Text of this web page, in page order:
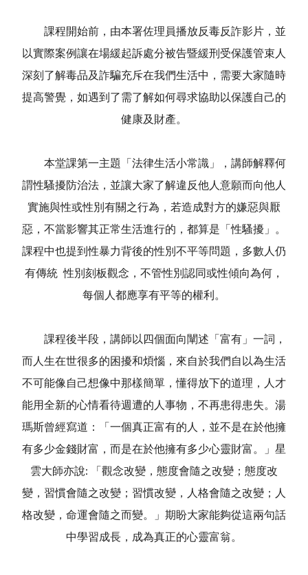
課程開始前，由本署佐理員播放反毒反詐影片，並
以實際案例讓在場緩起訴處分被告暨緩刑受保護管束人
深刻了解毒品及詐騙充斥在我們生活中，需要大家隨時
提高警覺，如遇到了需了解如何尋求協助以保護自己的
健康及財產。
本堂課第一主題「法律生活小常識」，講師解釋何
謂性騷擾防治法，並讓大家了解違反他人意願而向他人
實施與性或性別有關之行為，若造成對方的嫌惡與厭
惡，不當影響其正常生活進行的，都算是「性騷擾」。
課程中也提到性暴力背後的性別不平等問題，多數人仍
有傳統 性別刻板觀念，不管性別認同或性傾向為何，
每個人都應享有平等的權利。
課程後半段，講師以四個面向闡述「富有」一詞，
而人生在世很多的困擾和煩惱，來自於我們自以為生活
不可能像自己想像中那樣簡單，懂得放下的道理，人才
能用全新的心情看待週遭的人事物，不再患得患失。湯
瑪斯曾經寫道：「一個真正富有的人，並不是在於他擁
有多少金錢財富，而是在於他擁有多少心靈財富。」星
雲大師亦說: 「觀念改變，態度會隨之改變；態度改
變，習慣會隨之改變；習慣改變，人格會隨之改變；人
格改變，命運會隨之而變。」期盼大家能夠從這兩句話
中學習成長，成為真正的心靈富翁。